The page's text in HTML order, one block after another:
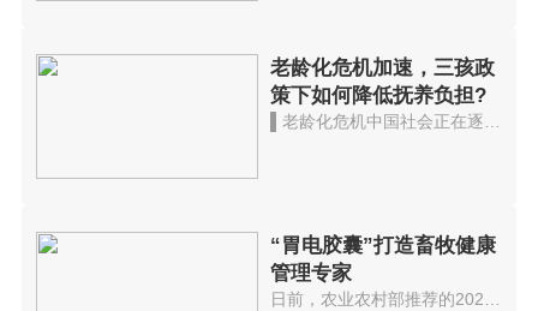
老龄化危机加速，三孩政
策下如何降低抚养负担?
“胃电胶囊”打造畜牧健康
管理专家
日前，农业农村部推荐的2021年数...